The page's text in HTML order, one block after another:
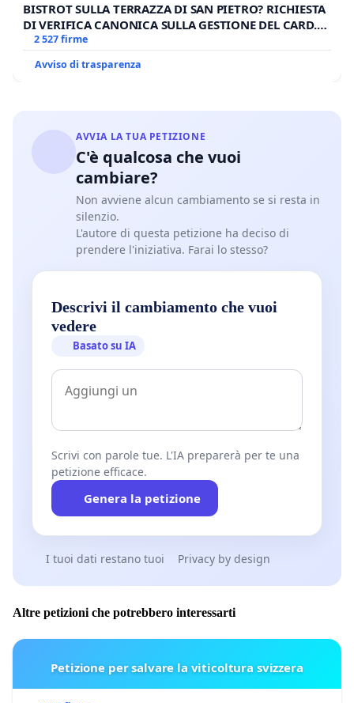
BISTROT SULLA TERRAZZA DI SAN PIETRO? RICHIESTA
DI VERIFICA CANONICA SULLA GESTIONE DEL CARD.
GAMBETTI
2 527 firme
Avviso di trasparenza
AVVIA LA TUA PETIZIONE
C'è qualcosa che vuoi
cambiare?
Non avviene alcun cambiamento se si resta in
silenzio.
L'autore di questa petizione ha deciso di
prendere l'iniziativa. Farai lo stesso?
Descrivi il cambiamento che vuoi
vedere
Basato su IA
Scrivi con parole tue. L'IA preparerà per te una
petizione efficace.
Genera la petizione
I tuoi dati restano tuoi Privacy by design
Altre petizioni che potrebbero interessarti
Petizione per salvare la viticoltura svizzera